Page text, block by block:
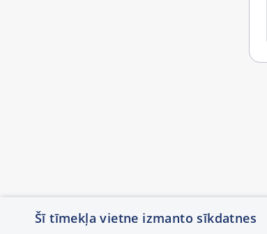
Šī tīmekļa vietne izmanto sīkdatnes